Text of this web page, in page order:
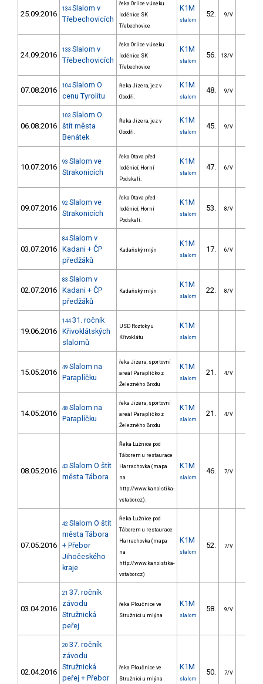
25.09.2016
134 Slalom v
Třebechovicích
řeka Orlice v úseku
loděnice SK
Třebechovice
K1M
slalom
52. 9/V
24.09.2016
133 Slalom v
Třebechovicích
řeka Orlice v úseku
loděnice SK
Třebechovice
K1M
slalom
56. 13/V
07.08.2016 104 Slalom O
cenu Tyrolitu
Řeka Jizera, jez v
Obodři.
K1M
slalom
48. 9/V
06.08.2016
103 Slalom O
štít města
Benátek
Řeka Jizera, jez v
Obodři.
K1M
slalom
45. 9/V
10.07.2016
93 Slalom ve
Strakonicích
řeka Otava před
loděnicí, Horní
Podskalí.
K1M
slalom
47. 6/V
09.07.2016
92 Slalom ve
Strakonicích
řeka Otava před
loděnicí, Horní
Podskalí.
K1M
slalom
53. 8/V
03.07.2016
84 Slalom v
Kadani + ČP
předžáků
Kadaňský mlýn
K1M
slalom
17. 6/V
02.07.2016
83 Slalom v
Kadani + ČP
předžáků
Kadaňský mlýn
K1M
slalom
22. 8/V
19.06.2016
144 31. ročník
Křivoklátských
slalomů
USD Roztoky u
Křivoklátu
K1M
slalom
15.05.2016
49 Slalom na
Paraplíčku
řeka Jizera, sportovní
areál Paraplíčko z
Železného Brodu
K1M
slalom
21. 4/V
14.05.2016
48 Slalom na
Paraplíčku
řeka Jizera, sportovní
areál Paraplíčko z
Železného Brodu
K1M
slalom
21. 4/V
08.05.2016 43 Slalom O štít
města Tábora
Řeka Lužnice pod
Táborem u restaurace
Harrachovka (mapa
na
http://www.kanoistika-
vstabor.cz).
K1M
slalom
46. 7/V
07.05.2016
42 Slalom O štít
města Tábora
+ Přebor
Jihočeského
kraje
Řeka Lužnice pod
Táborem u restaurace
Harrachovka (mapa
na
http://www.kanoistika-
vstabor.cz)
K1M
slalom
52. 7/V
03.04.2016
21 37. ročník
závodu
Stružnická
peřej
řeka Ploučnice ve
Stružnici u mlýna
K1M
slalom
58. 9/V
02.04.2016
20 37. ročník
závodu
Stružnická
peřej + Přebor
řeka Ploučnice ve
Stružnici u mlýna
K1M
slalom
50. 7/V